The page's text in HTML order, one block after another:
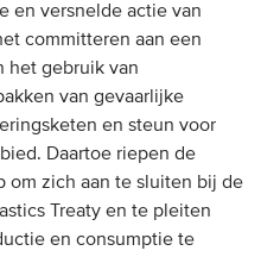
en versnelde actie van
committeren aan een
het gebruik van
van gevaarlijke
en steun voor
Daartoe riepen de
om zich aan te sluiten bij de
Treaty en te pleiten
en consumptie te